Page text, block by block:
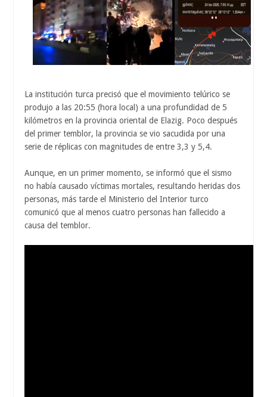
La institución turca precisó que el movimiento telúrico se
produjo a las 20:55 (hora local) a una profundidad de 5
kilómetros en la provincia oriental de Elazig. Poco después
del primer temblor, la provincia se vio sacudida por una
serie de réplicas con magnitudes de entre 3,3 y 5,4.
Aunque, en un primer momento, se informó que el sismo
no había causado víctimas mortales, resultando heridas dos
personas, más tarde el Ministerio del Interior turco
comunicó que al menos cuatro personas han fallecido a
causa del temblor.